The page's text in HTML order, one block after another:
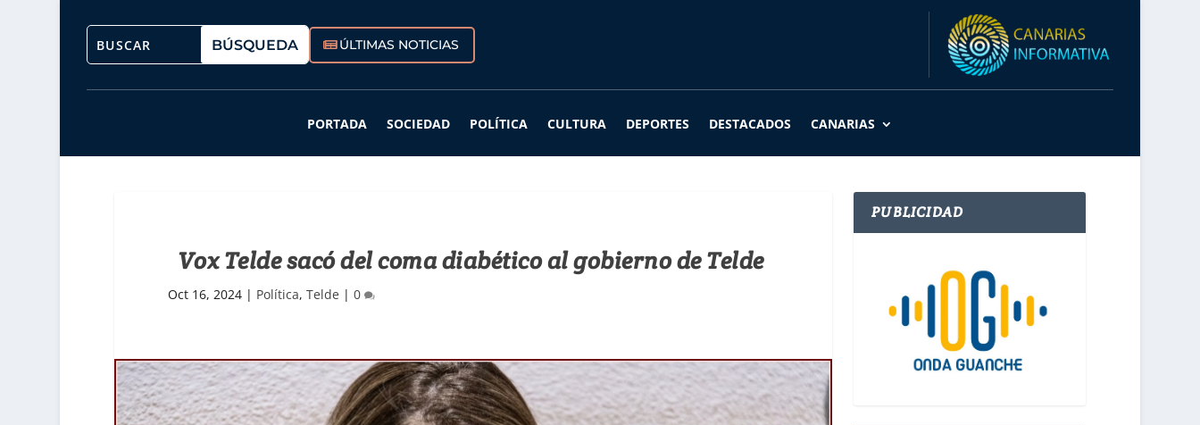
ÚLTIMAS NOTICIAS
PORTADA SOCIEDAD POLÍTICA CULTURA DEPORTES DESTACADOS CANARIAS
Vox Telde sacó del coma diabético al gobierno de Telde
Oct 16, 2024| Política, Telde | 0
PUBLICIDAD